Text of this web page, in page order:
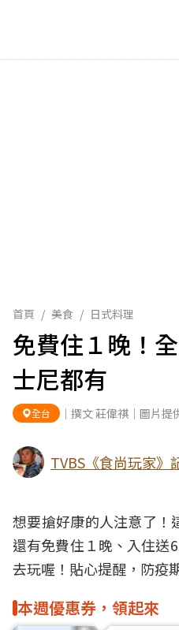
首頁 / 美食 / 日式料理
免費住１晚！
士尼都有
全台 ｜撰文 莊偉祺｜圖片提
TVBS《食尚玩家》
想要搶好康的人注意了！
還有免費住１晚 、入住送
去玩喔！貼心提醒，防疫
本週優惠券，領起來